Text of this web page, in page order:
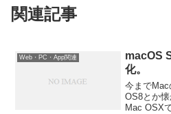
関連記事
Web・PC・App関連
macOS
化。
今まで
OS8とか
Mac OSX